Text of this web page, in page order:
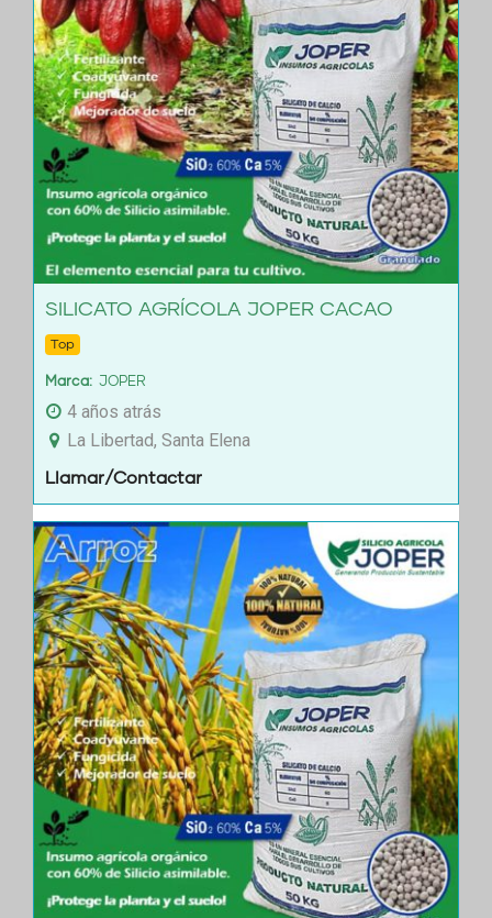
SILICATO AGRÍCOLA JOPER CACAO
Top
Marca JOPER
4 años atrás
La Libertad, Santa Elena
Llamar/Contactar